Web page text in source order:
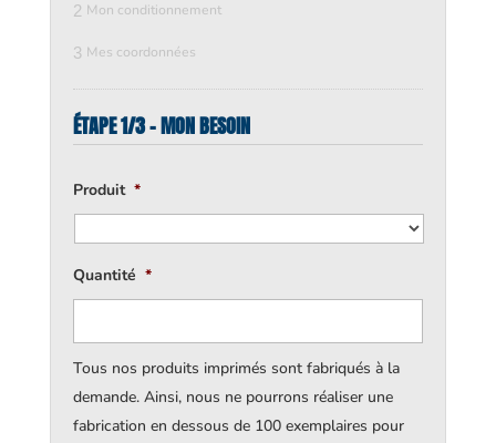
2 Mon conditionnement
3 Mes coordonnées
ÉTAPE 1/3 - MON BESOIN
Produit *
Quantité *
Tous nos produits imprimés sont fabriqués à la
demande. Ainsi, nous ne pourrons réaliser une
fabrication en dessous de 100 exemplaires pour